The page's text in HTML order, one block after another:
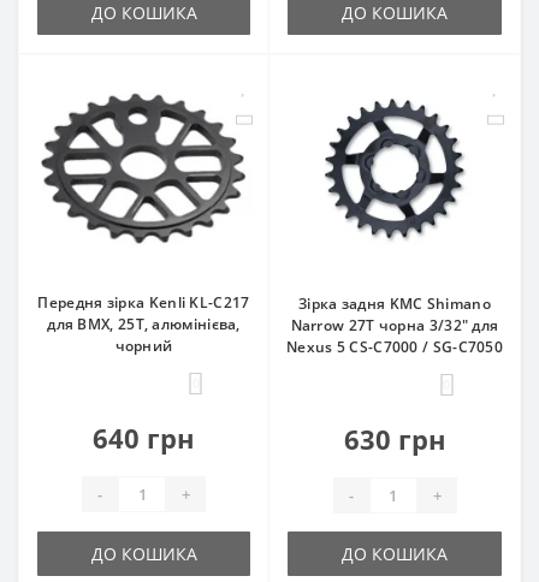
ДО КОШИКА ДО КОШИКА
Передня зірка Kenli KL-C217
для BMX, 25Т, алюмінієва,
чорний
640 грн
- +
ДО КОШИКА
Зірка задня KMC Shimano
Narrow 27T чорна 3/32" для
Nexus 5 CS-C7000 / SG-C7050
630 грн
- +
ДО КОШИКА